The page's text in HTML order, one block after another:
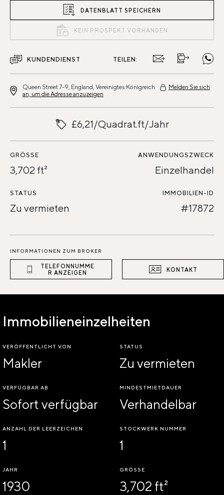
DATENBLATT SPEICHERN
KEIN PROSPEKT VORHANDEN
KUNDENDIENST TEILEN:
Queen Street 7-9, England, Vereinigtes Königreich
Melden Sie sich
an, um die Adresse anzuzeigen
£6,21/Quadrat.ft/Jahr
GRÖSSE
3,702 ft²
ANWENDUNGSZWECK
Einzelhandel
STATUS
Zu vermieten
IMMOBILIEN-ID
#17872
INFORMATIONEN ZUM BROKER
TELEFONNUMME
R ANZEIGEN
KONTAKT
Immobilieneinzelheiten
VERÖFFENTLICHT VON
Makler
STATUS
Zu vermieten
VERFÜGBAR AB
Sofort verfügbar
MINDESTMIETDAUER
Verhandelbar
ANZAHL DER LEERZEICHEN
1
STOCKWERK NUMMER
1
JAHR
1930
GRÖSSE
3,702 ft²